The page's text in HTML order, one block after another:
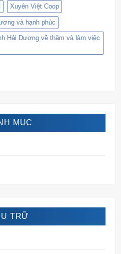
Xuyên Việt Coop
và hạnh phúc
Hải Dương về thăm và làm việc
MỤC
TRỮ